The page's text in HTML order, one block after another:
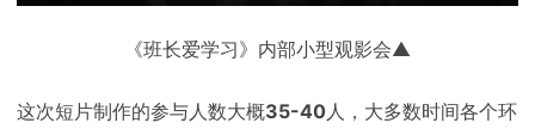
《班长爱学习》内部小型观影会▲
这次短片制作的参与人数大概35-40 人，大多数时间各个环